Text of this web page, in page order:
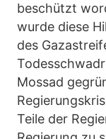
beschützt
wurde diese
des
Mossad
Teile der